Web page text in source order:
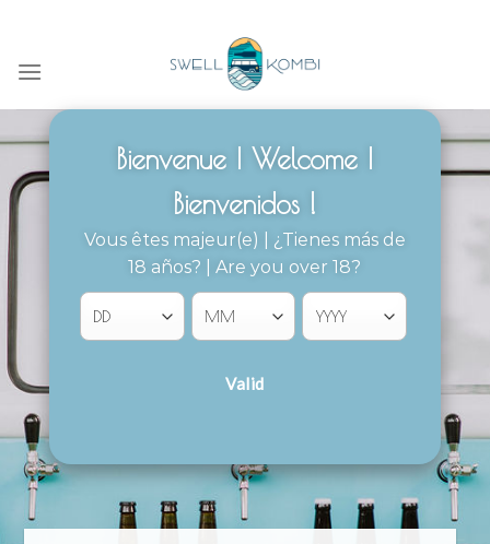
content
Bienvenue | Welcome |
Bienvenidos !
Vous êtes majeur(e) | ¿Tienes más de
18 años? | Are you over 18?
Valid